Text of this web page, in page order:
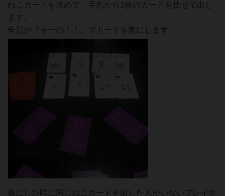
ねこカードを決めて、手札から1枚のカードを伏せて出し
ます。
全員が『せーの！！』でカードを表にします。
表にした時に同じねこカードを出した人がいないプレイヤ